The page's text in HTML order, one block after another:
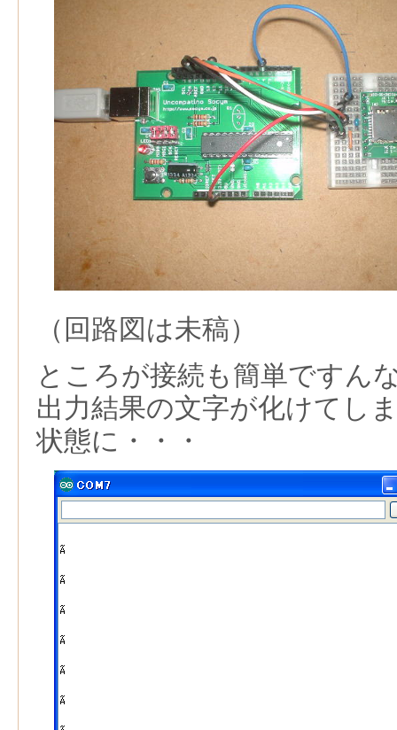
（回路図は未稿）
ところが接続も簡単ですん
出力結果の文字が化けてし
状態に・・・